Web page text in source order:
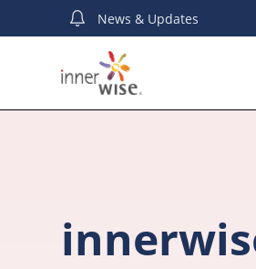
News & Updates